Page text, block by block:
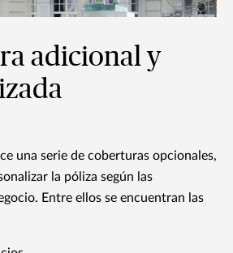
adicional y
una serie de coberturas opcionales,
la póliza según las
Entre ellos se encuentran las